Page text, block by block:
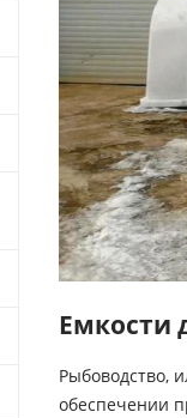
Емкости
Рыбоводство,
обеспечении